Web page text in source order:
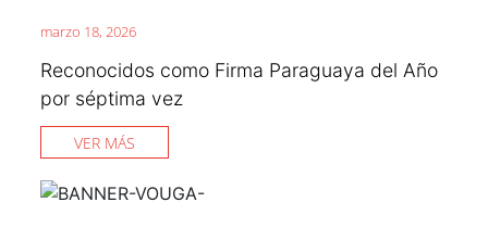
marzo 18, 2026
Reconocidos como Firma Paraguaya del Año
por séptima vez
VER MÁS